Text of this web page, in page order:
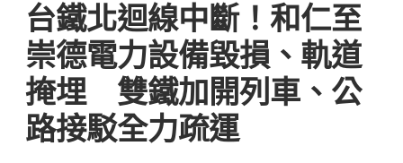
台鐵北迴線中斷！和仁至
崇德電力設備毀損、軌道
掩埋 雙鐵加開列車、公
路接駁全力疏運